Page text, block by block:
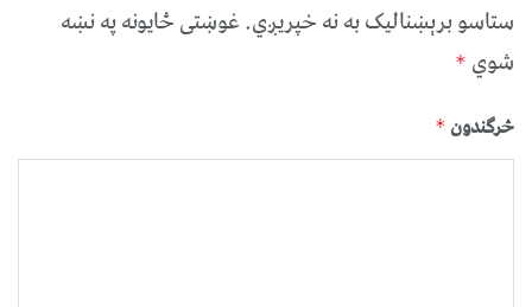
ستاسو برېښناليک به نه خپريږي.غوښتى ځایونه په نښه
شوي *
څرگندون *